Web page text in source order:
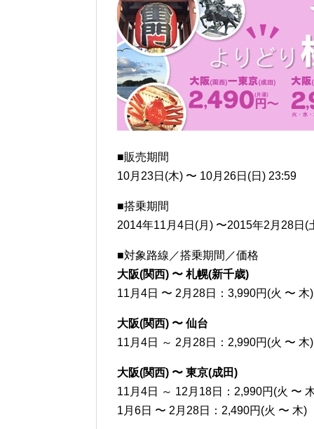
■販売期間
10月23日(木) 〜 10月26日(日) 23:59
■搭乗期間
2014年11月4日(月) 〜2015年2月28日(
■対象路線／搭乗期間／価格
大阪(関西) 〜 札幌(新千歳)
11月4日 〜 2月28日：3,990円(火 〜 木)
大阪(関西) 〜 仙台
11月4日 ～ 2月28日：2,990円(火 〜 木)
大阪(関西) 〜 東京(成田)
11月4日 ～ 12月18日：2,990円(火 〜
1月6日 〜 2月28日：2,490円(火 〜 木)